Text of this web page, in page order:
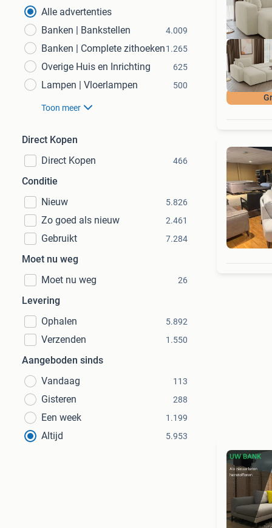
Alle advertenties
Banken | Bankstellen
4.009
Banken | Complete zithoeken1.265
Overige Huis en Inrichting 625
Lampen | Vloerlampen 500
Toon meer
Direct Kopen
Direct Kopen
466
Conditie
Nieuw
5.826
Zo goed als nieuw 2.461
Gebruikt 7.284
Moet nu weg
Moet nu weg
26
Levering
Ophalen
5.892
Verzenden 1.550
Aangeboden sinds
Vandaag
113
Gisteren 288
Een week 1.199
Altijd 5.953